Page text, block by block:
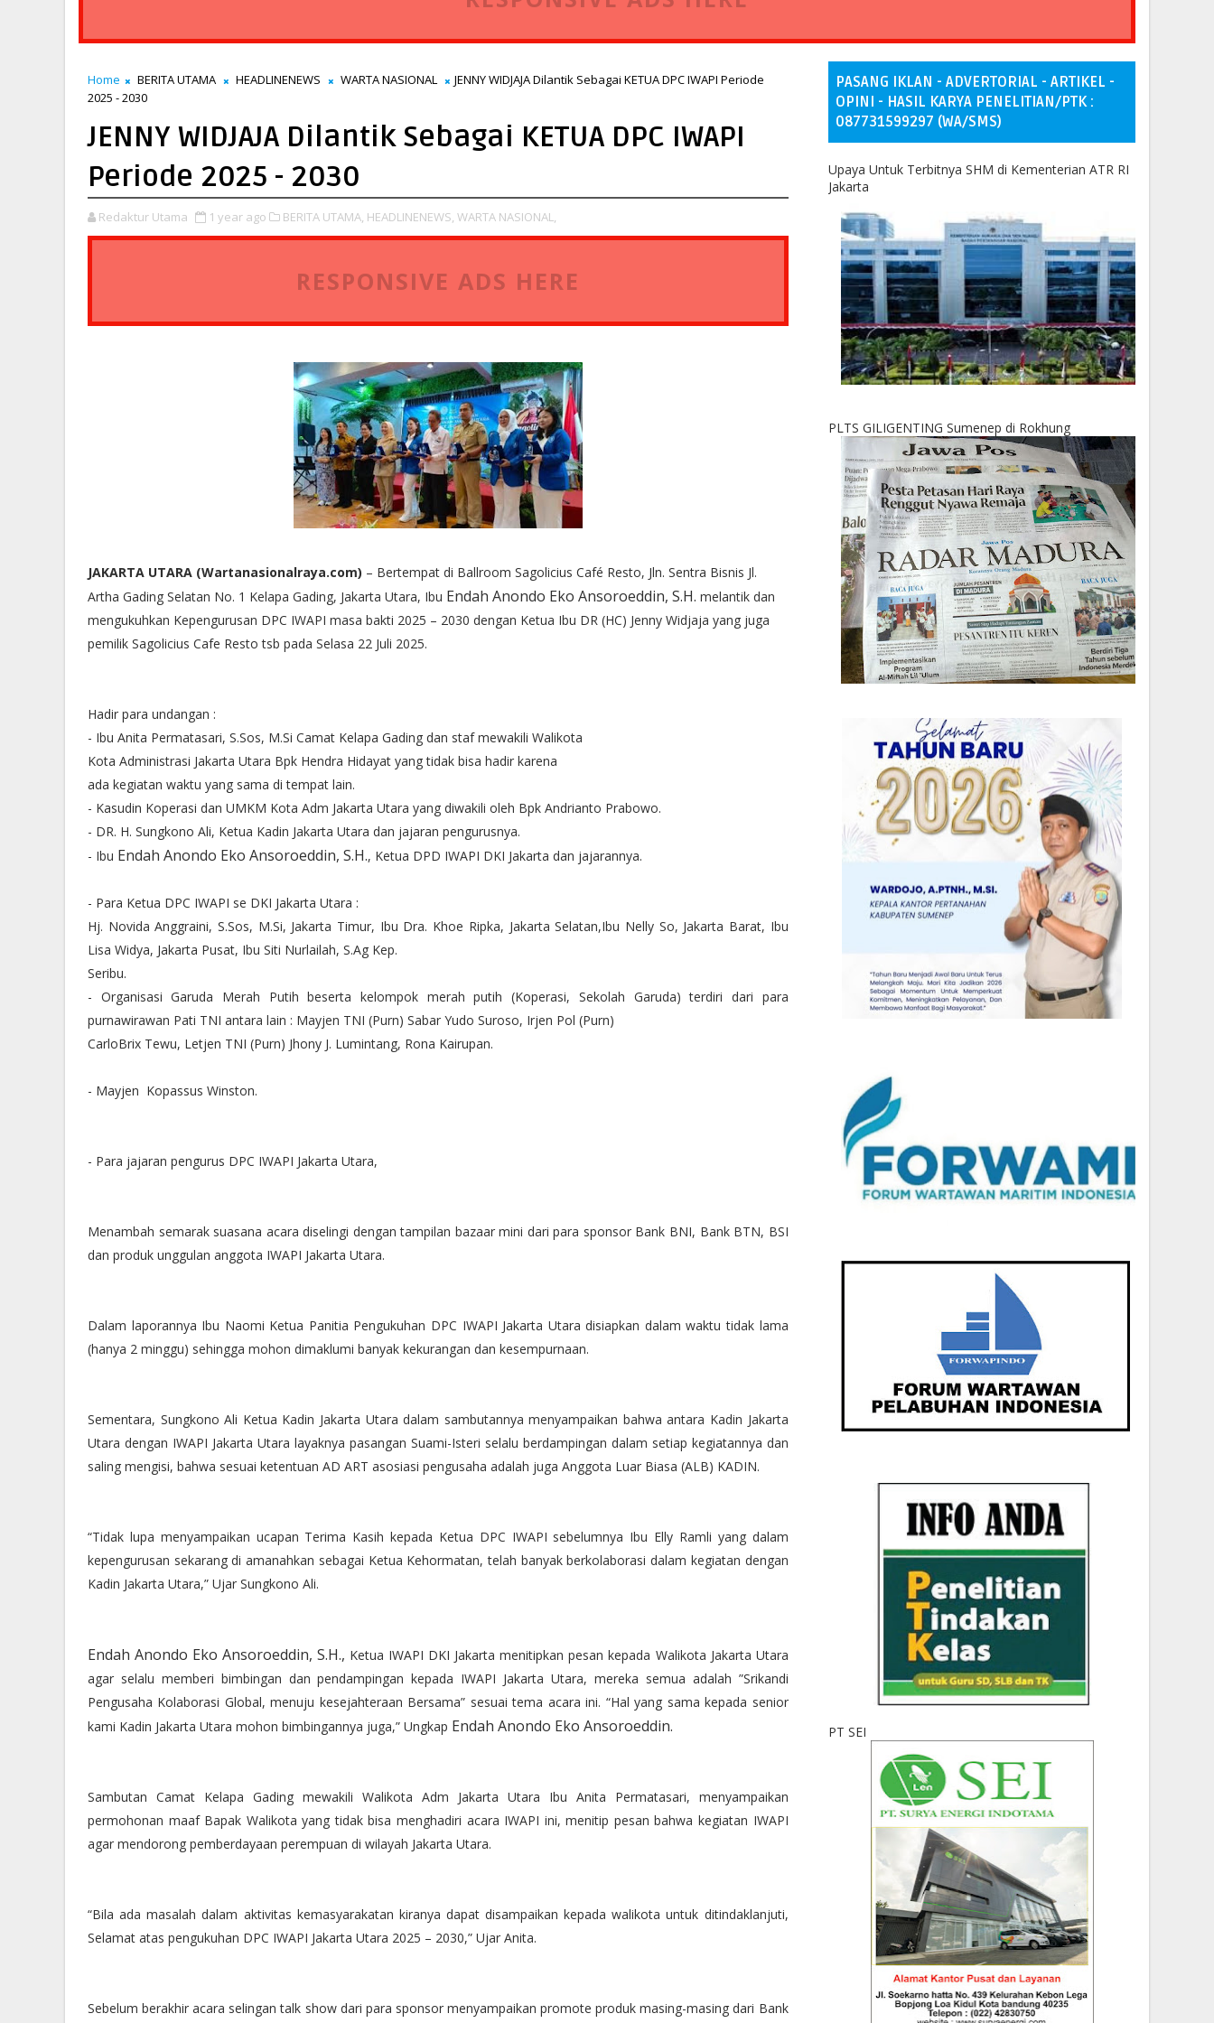
Home BERITA UTAMA HEADLINENEWS WARTA NASIONAL
JENNY WIDJAJA Dilantik Sebagai KETUA DPC IWAPI Periode
2025 - 2030
JENNY WIDJAJA Dilantik Sebagai KETUA DPC IWAPI
Periode 2025 - 2030
Redaktur Utama 1 year ago BERITA UTAMA, HEADLINENEWS, WARTA NASIONAL,
RESPONSIVE ADS HERE
JAKARTA UTARA (Wartanasionalraya.com) – Bertempat di Ballroom Sagolicius Café Resto, Jln. Sentra Bisnis Jl.
Artha Gading Selatan No. 1 Kelapa Gading, Jakarta Utara, Ibu Endah Anondo Eko Ansoroeddin, S.H. melantik dan
mengukuhkan Kepengurusan DPC IWAPI masa bakti 2025 – 2030 dengan Ketua Ibu DR (HC) Jenny Widjaja yang juga
pemilik Sagolicius Cafe Resto tsb pada Selasa 22 Juli 2025.
Hadir para undangan :
- Ibu Anita Permatasari, S.Sos, M.Si Camat Kelapa Gading dan staf mewakili Walikota
Kota Administrasi Jakarta Utara Bpk Hendra Hidayat yang tidak bisa hadir karena
ada kegiatan waktu yang sama di tempat lain.
- Kasudin Koperasi dan UMKM Kota Adm Jakarta Utara yang diwakili oleh Bpk Andrianto Prabowo.
- DR. H. Sungkono Ali, Ketua Kadin Jakarta Utara dan jajaran pengurusnya.
- Ibu Endah Anondo Eko Ansoroeddin, S.H., Ketua DPD IWAPI DKI Jakarta dan jajarannya.
- Para Ketua DPC IWAPI se DKI Jakarta Utara :
Hj. Novida Anggraini, S.Sos, M.Si, Jakarta Timur, Ibu Dra. Khoe Ripka, Jakarta Selatan,Ibu Nelly So, Jakarta Barat, Ibu
Lisa Widya, Jakarta Pusat, Ibu Siti Nurlailah, S.Ag Kep.
Seribu.
- Organisasi Garuda Merah Putih beserta kelompok merah putih (Koperasi, Sekolah Garuda) terdiri dari para
purnawirawan Pati TNI antara lain : Mayjen TNI (Purn) Sabar Yudo Suroso, Irjen Pol (Purn)
CarloBrix Tewu, Letjen TNI (Purn) Jhony J. Lumintang, Rona Kairupan.
- Mayjen  Kopassus Winston.
- Para jajaran pengurus DPC IWAPI Jakarta Utara,
Menambah semarak suasana acara diselingi dengan tampilan bazaar mini dari para sponsor Bank BNI, Bank BTN, BSI
dan produk unggulan anggota IWAPI Jakarta Utara.
Dalam laporannya Ibu Naomi Ketua Panitia Pengukuhan DPC IWAPI Jakarta Utara disiapkan dalam waktu tidak lama
(hanya 2 minggu) sehingga mohon dimaklumi banyak kekurangan dan kesempurnaan.
Sementara, Sungkono Ali Ketua Kadin Jakarta Utara dalam sambutannya menyampaikan bahwa antara Kadin Jakarta
Utara dengan IWAPI Jakarta Utara layaknya pasangan Suami-Isteri selalu berdampingan dalam setiap kegiatannya dan
saling mengisi, bahwa sesuai ketentuan AD ART asosiasi pengusaha adalah juga Anggota Luar Biasa (ALB) KADIN.
“Tidak lupa menyampaikan ucapan Terima Kasih kepada Ketua DPC IWAPI sebelumnya Ibu Elly Ramli yang dalam
kepengurusan sekarang di amanahkan sebagai Ketua Kehormatan, telah banyak berkolaborasi dalam kegiatan dengan
Kadin Jakarta Utara,” Ujar Sungkono Ali.
EndahAnondo Eko Ansoroeddin, S.H., Ketua IWAPI DKI Jakarta menitipkan pesan kepada Walikota Jakarta Utara
agar selalu memberi bimbingan dan pendampingan kepada IWAPI Jakarta Utara, mereka semua adalah ”Srikandi
Pengusaha Kolaborasi Global, menuju kesejahteraan Bersama” sesuai tema acara ini. “Hal yang sama kepada senior
kami Kadin Jakarta Utara mohon bimbingannya juga,” Ungkap Endah Anondo Eko Ansoroeddin.
Sambutan Camat Kelapa Gading mewakili Walikota Adm Jakarta Utara Ibu Anita Permatasari, menyampaikan
permohonan maaf Bapak Walikota yang tidak bisa menghadiri acara IWAPI ini, menitip pesan bahwa kegiatan IWAPI
agar mendorong pemberdayaan perempuan di wilayah Jakarta Utara.
“Bila ada masalah dalam aktivitas kemasyarakatan kiranya dapat disampaikan kepada walikota untuk ditindaklanjuti,
Selamat atas pengukuhan DPC IWAPI Jakarta Utara 2025 – 2030,” Ujar Anita.
Sebelum berakhir acara selingan talk show dari para sponsor menyampaikan promote produk masing-masing dari Bank
PASANG IKLAN - ADVERTORIAL - ARTIKEL -
OPINI - HASIL KARYA PENELITIAN/PTK :
087731599297 (WA/SMS)
Upaya Untuk Terbitnya SHM di Kementerian ATR RI
Jakarta
PLTS GILIGENTING Sumenep di Rokhung
PT SEI